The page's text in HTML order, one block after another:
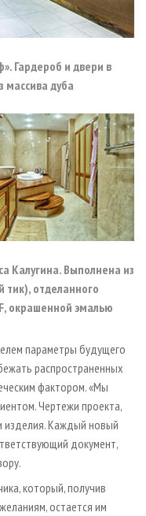
Гардероб и двери в
массива дуба
Калугина. Выполнена из
тик), отделанного
окрашенной эмалью
параметры будущего
распространенных
фактором. «Мы
Чертежи проекта,
изделия. Каждый новый
документ,
который, получив
остается им